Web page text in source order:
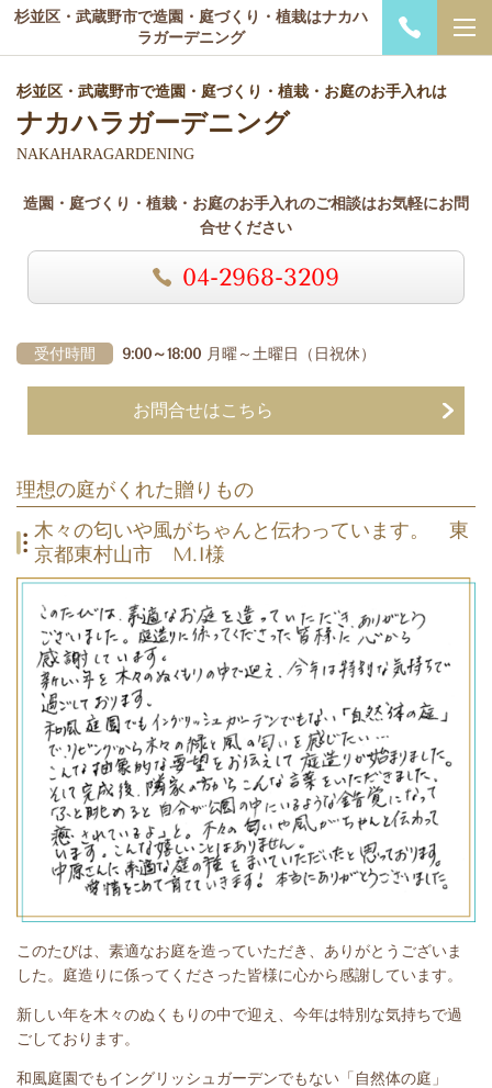
杉並区・武蔵野市で造園・庭づくり・植栽はナカハ
ラガーデニング
杉並区・武蔵野市で造園・庭づくり・植栽・お庭のお手入れは
ナカハラガーデニング
NAKAHARAGARDENING
造園・庭づくり・植栽・お庭のお手入れのご相談はお気軽にお問
合せください
04-2968-3209
受付時間 9:00～18:00 月曜～土曜日 （日祝休）
お問合せはこちら
理想の庭がくれた贈りもの
木々の匂いや風がちゃんと伝わっています。 東
京都東村山市 M.I様
このたびは、素適なお庭を造っていただき、ありがとうございま
した。庭造りに係ってくださった皆様に心から感謝しています。
新しい年を木々のぬくもりの中で迎え、今年は特別な気持ちで過
ごしております。
和風庭園でもイングリッシュガーデンでもない「自然体の庭」